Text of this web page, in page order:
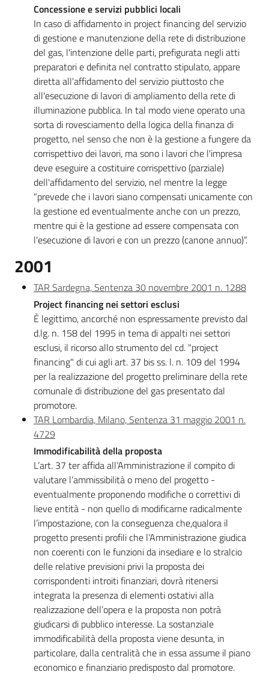
Concessione e servizi pubblici locali
In caso di affidamento in project financing del servizio
di gestione e manutenzione della rete di distribuzione
del gas, l'intenzione delle parti, prefigurata negli atti
preparatori e definita nel contratto stipulato, appare
diretta all'affidamento del servizio piuttosto che
all'esecuzione di lavori di ampliamento della rete di
illuminazione pubblica. In tal modo viene operato una
sorta di rovesciamento della logica della finanza di
progetto, nel senso che non è la gestione a fungere da
corrispettivo dei lavori, ma sono i lavori che l'impresa
deve eseguire a costituire corrispettivo (parziale)
dell'affidamento del servizio, nel mentre la legge
“prevede che i lavori siano compensati unicamente con
la gestione ed eventualmente anche con un prezzo,
mentre qui è la gestione ad essere compensata con
l'esecuzione di lavori e con un prezzo (canone annuo)”.
2001
TAR Sardegna, Sentenza 30 novembre 2001 n. 1288
Project financing nei settori esclusi
È legittimo, ancorché non espressamente previsto dal
d.lg. n. 158 del 1995 in tema di appalti nei settori
esclusi, il ricorso allo strumento del cd. "project
financing" di cui agli art. 37 bis ss. l. n. 109 del 1994
per la realizzazione del progetto preliminare della rete
comunale di distribuzione del gas presentato dal
promotore.
TAR Lombardia, Milano, Sentenza 31 maggio 2001 n.
4729
Immodificabilità della proposta
L’art. 37 ter affida all’Amministrazione il compito di
valutare l’ammissibilità o meno del progetto -
eventualmente proponendo modifiche o correttivi di
lieve entità - non quello di modificarne radicalmente
l’impostazione, con la conseguenza che,qualora il
progetto presenti profili che l’Amministrazione giudica
non coerenti con le funzioni da insediare e lo stralcio
delle relative previsioni privi la proposta dei
corrispondenti introiti finanziari, dovrà ritenersi
integrata la presenza di elementi ostativi alla
realizzazione dell’opera e la proposta non potrà
giudicarsi di pubblico interesse. La sostanziale
immodificabilità della proposta viene desunta, in
particolare, dalla centralità che in essa assume il piano
economico e finanziario predisposto dal promotore.